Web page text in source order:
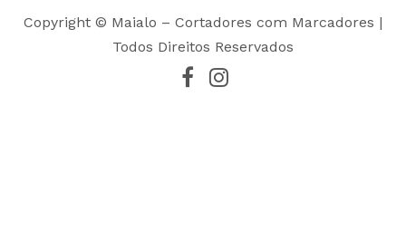
Copyright © Maialo – Cortadores com Marcadores |
Todos Direitos Reservados